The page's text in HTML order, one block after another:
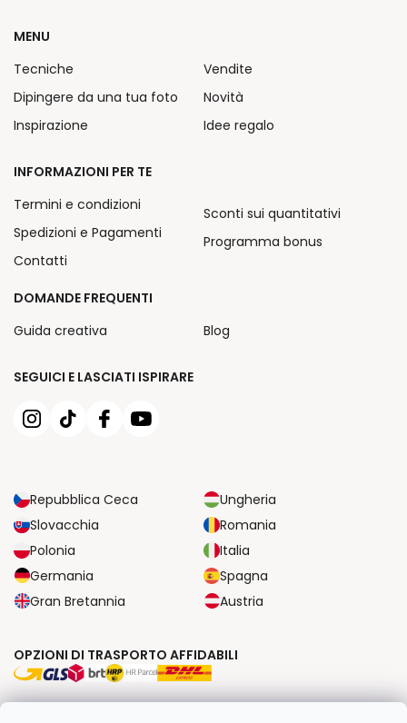
SEGUICI E LASCIATI ISPIRARE
Repubblica Ceca
Ungheria
Slovacchia
Romania
Polonia
Italia
Germania
Spagna
Gran Bretannia
Austria
MENU
Tecniche
Dipingere da una tua foto
Inspirazione
Vendite
Novità
Idee regalo
INFORMAZIONI PER TE
Termini e condizioni
Spedizioni e Pagamenti
Contatti
Sconti sui quantitativi
Programma bonus
DOMANDE FREQUENTI
Guida creativa
Blog
OPZIONI DI TRASPORTO AFFIDABILI